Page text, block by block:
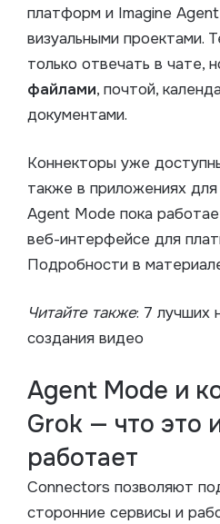
платформ и Imagine
визуальными проектами.
только отвечать в чате,
файлами, почтой,
документами.
Коннекторы уже
также в приложениях для
Agent Mode пока
веб-интерфейсе для
Подробности в
Читайте также: 7 лучших
создания видео
Agent Mode и
Grok — что это
работает
Connectors позволяют
сторонние сервисы и